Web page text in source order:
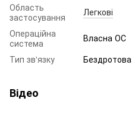
Область
застосування
Легкові
Операційна
система
Власна ОС
Тип зв'язку
Бездротова
Відео